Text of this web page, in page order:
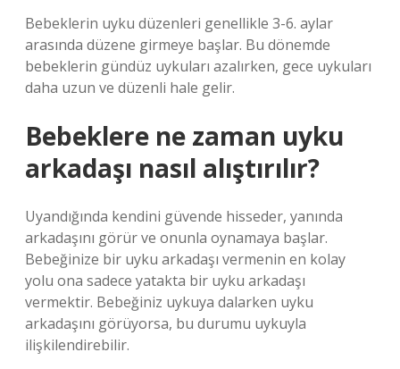
Bebeklerin uyku düzenleri genellikle 3-6. aylar
arasında düzene girmeye başlar. Bu dönemde
bebeklerin gündüz uykuları azalırken, gece uykuları
daha uzun ve düzenli hale gelir.
Bebeklere ne zaman uyku
arkadaşı nasıl alıştırılır?
Uyandığında kendini güvende hisseder, yanında
arkadaşını görür ve onunla oynamaya başlar.
Bebeğinize bir uyku arkadaşı vermenin en kolay
yolu ona sadece yatakta bir uyku arkadaşı
vermektir. Bebeğiniz uykuya dalarken uyku
arkadaşını görüyorsa, bu durumu uykuyla
ilişkilendirebilir.